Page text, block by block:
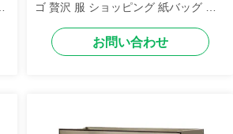
ゴ 贅沢 服 ショッピング 紙バッグ ブ
ティック リサイクル プレゼント バッ
グ リボン ロープ ハンドル
お問い合わせ